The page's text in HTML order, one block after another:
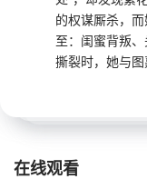
的权谋厮杀，
至：闺蜜背叛
撕裂时，她与
在线观看